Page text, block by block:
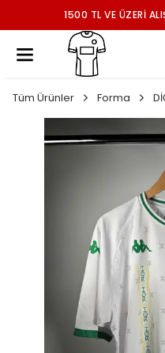
1500 TL VE ÜZERİ
Tüm Ürünler Forma